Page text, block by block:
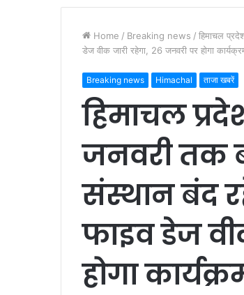
Home / Breaking news / हिमाचल
डेज वीक जारी रहेगा, 26 जनवरी पर होगा
Breaking news Himachal ताजा खबरें
हिमाचल
जनवरी तक
संस्थान बंद
फाइव डेज
होगा